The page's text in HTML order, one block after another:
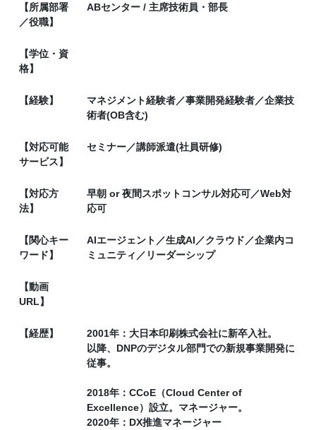
【所属部署
／役職】
ABセンター / 主席技術員・部長
【学位・資
格】
【経験】
マネジメント経験者／事業開発経験者／企業技
術者(OB含む)
【対応可能
サービス】
セミナー／講師派遣(社員研修)
【対応方
法】
早朝 or 夜間スポットコンサル対応可／Web対
応可
【関心キー
ワード】
AIエージェント／生成AI／クラウド／企業内コ
ミュニティ／リーダーシップ
【動画
URL】
【経歴】
2001年：大日本印刷株式会社に新卒入社。
以降、DNPのデジタル部門での新規事業開発に
従事。
2018年：CCoE（Cloud Center of
Excellence）設立。マネージャー。
2020年：DX推進マネージャー